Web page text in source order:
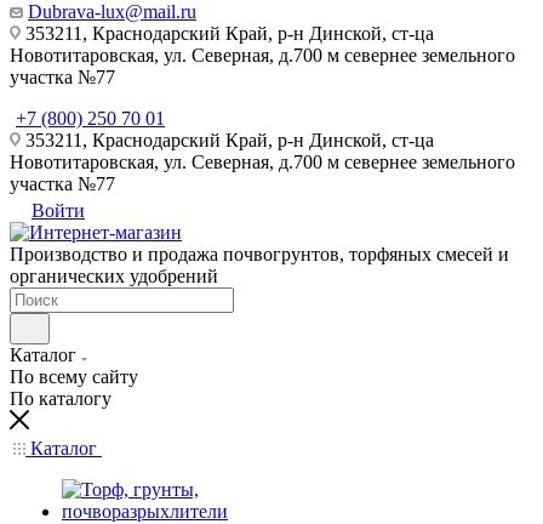
Dubrava-lux@mail.ru
353211, Краснодарский Край, р-н Динской, ст-ца
Новотитаровская, ул. Северная, д.700 м севернее земельного
участка №77
+7 (800) 250 70 01
353211, Краснодарский Край, р-н Динской, ст-ца
Новотитаровская, ул. Северная, д.700 м севернее земельного
участка №77
Войти
Производство и продажа почвогрунтов, торфяных смесей и
органических удобрений
Каталог
По всему сайту
По каталогу
Каталог